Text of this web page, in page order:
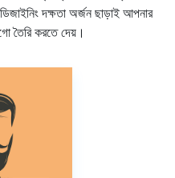
দক্ষতা অর্জন ছাড়াই আপনার
তৈরি করতে দেয়।